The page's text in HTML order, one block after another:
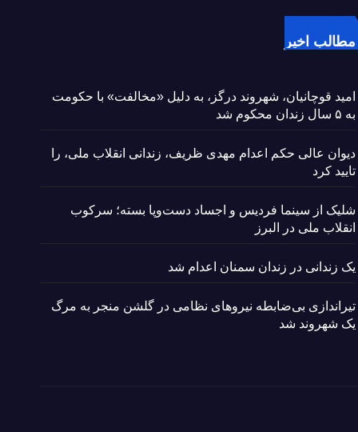
مطالب اخیر
امید قوچانیان، شهروند درگز، به دلیل «مخالفت» با حکومت
به ۵ سال زندان محکوم شد
دیوان عالی حکم اعدام مهدی ظریف، زندانی انقلاب ملی، را
تایید کرد
شلیک از سینما فردیس و اجساد دست‌وپا بسته؛ سرکوب
انقلاب ملی در البرز
یک زندانی در زندان سمنان اعدام شد
تیراندازی بی‌ضابطه نیروهای نظامی در گلشن منجر به مرگ
یک شهروند شد